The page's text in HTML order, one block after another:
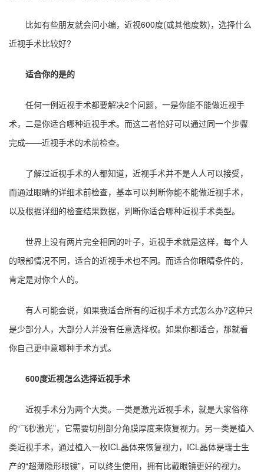
比如有些朋友就会问小编，近视600度(或其他度数)，选择什么
近视手术比较好?
适合你的是的
任何一例近视手术都要解决2个问题，一是你能不能做近视手
术，二是你适合哪种近视手术。而这二者恰好可以通过同一个步骤
完成——近视手术的术前检查。
了解过近视手术的人都知道，近视手术并不是人人可以接受，
而通过眼睛的详细术前检查，基本可以判断你能不能做近视手术，
以及根据详细的检查结果数据，判断你适合哪种近视手术类型。
世界上没有两片完全相同的叶子，近视手术就是这样，每个人
的眼部情况不同，适合的近视手术也不同。而适合你眼睛条件的，
肯定是对你个人的。
有人可能会说，如果我适合所有的近视手术方式怎么办?这种只
是少部分人，大部分人并没有任意选择权。如果你都适合，那就看
你自己更中意哪种手术方式。
600度近视怎么选择近视手术
近视手术分为两个大类。一类是激光近视手术，就是大家俗称
的“飞秒激光”，它需要切削部分角膜厚度来恢复视力。另一类是植入
类近视手术，通过植入一枚ICL晶体来恢复视力，ICL晶体是瑞士生
产的“超薄隐形眼镜”，可以终生使用，拥有比戴眼镜更好的视力。